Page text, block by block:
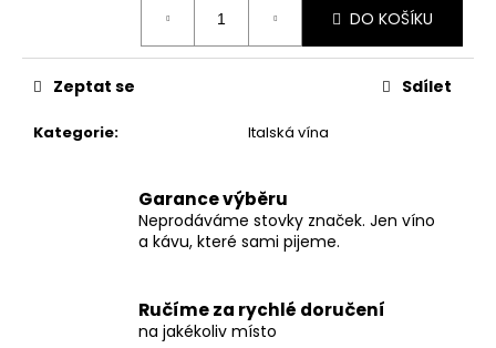
DO KOŠÍKU
Kategorie: Italská vína
Zeptat se Sdílet
Garance výběru
Neprodáváme stovky značek. Jen víno
a kávu, které sami pijeme.
Ručíme za rychlé doručení
na jakékoliv místo
BIO
Kč